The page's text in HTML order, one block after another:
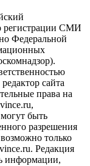
регистрации СМИ
Федеральной
сайта
права на
быть
разрешения
только
Редакция
информации,